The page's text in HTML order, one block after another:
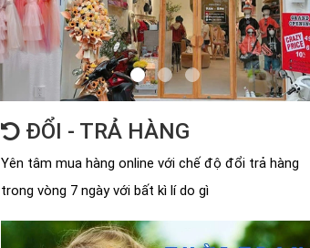
ĐỔI - TRẢ HÀNG
Yên tâm mua hàng online với chế độ đổi trả hàng
trong vòng 7 ngày với bất kì lí do gì